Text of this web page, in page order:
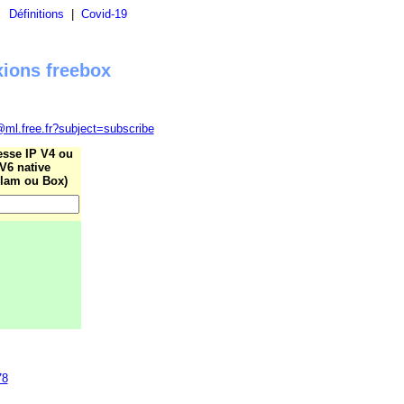
Définitions Covid-19
freebox
IP V4 ou
native
ou Box)